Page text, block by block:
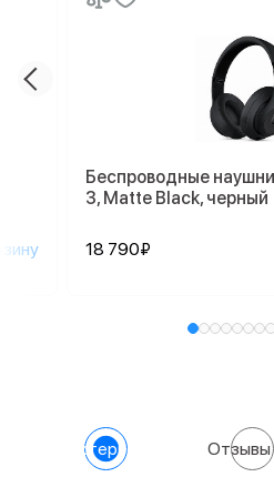
Беспроводные
3, Matte Black, черный
18 790₽
Характеристики Отзывы